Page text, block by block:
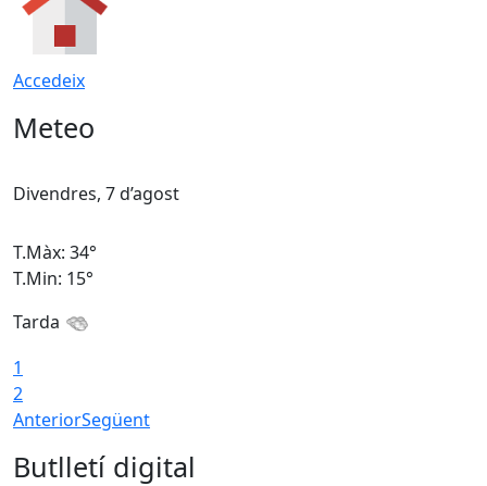
Accedeix
Meteo
Divendres, 7 d’agost
T.Màx: 34°
T.Min: 15°
Tarda
1
2
AnteriorSegüent
Butlletí digital